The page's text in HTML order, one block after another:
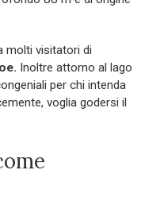
molti visitatori di
Inoltre attorno al lago
per chi intenda
voglia godersi il